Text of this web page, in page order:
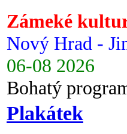
Zámeké
Nový Hrad -
06-08 2026
Bohatý
Plakátek